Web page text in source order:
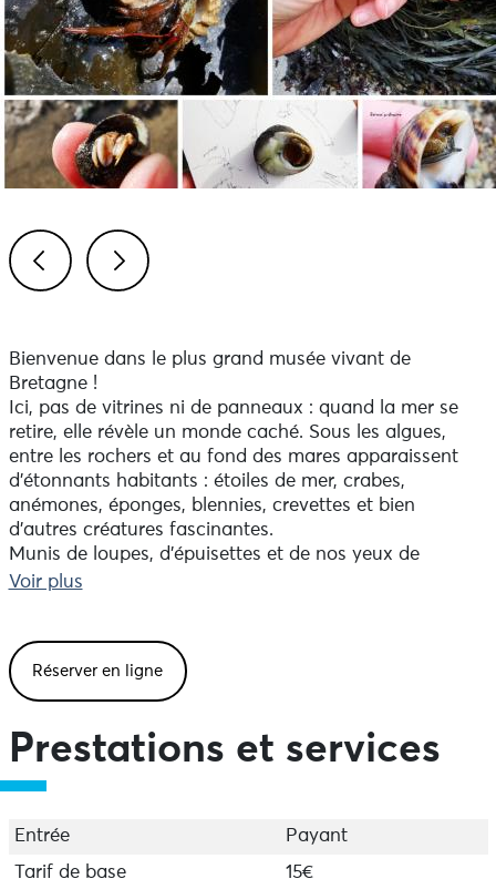
Bienvenue dans le plus grand musée vivant de
Bretagne !
Ici, pas de vitrines ni de panneaux : quand la mer se
retire, elle révèle un monde caché. Sous les algues,
entre les rochers et au fond des mares apparaissent
d'étonnants habitants : étoiles de mer, crabes,
anémones, éponges, blennies, crevettes et bien
d'autres créatures fascinantes.
Munis de loupes, d'épuisettes et de nos yeux de
détectives, nous partirons à leur rencontre pour
L'étoile de mer a-t-elle des yeux ? Comment l'anémone
capture-t-elle ses proies ? Que mangent les crabes ?
Les éponges sont-elles des animaux ou des végétaux ?
d'une autre planète ? Et surtout... qui mange qui ?
invisibles qui unissent tous les habitants de cet
écosystème fascinant.
Voir plus
Réserver en ligne
Prestations et services
Entrée
Payant
Tarif de base
15€